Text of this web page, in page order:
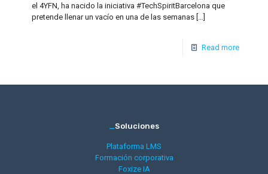
el 4YFN, ha nacido la iniciativa #TechSpiritBarcelona que
pretende llenar un vacío en una de las semanas […]
Read more
_Soluciones
Plataforma LMS
Formación corporativa
Foxize IA